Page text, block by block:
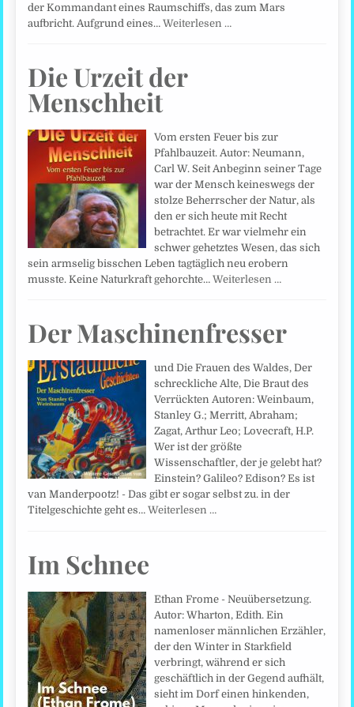
der Kommandant eines Raumschiffs, das zum Mars
aufbricht. Aufgrund eines…Weiterlesen …
Die Urzeit der
Menschheit
Vom ersten Feuer bis zur
Pfahlbauzeit. Autor: Neumann,
Carl W. Seit Anbeginn seiner Tage
war der Mensch keineswegs der
stolze Beherrscher der Natur, als
den er sich heute mit Recht
betrachtet. Er war vielmehr ein
schwer gehetztes Wesen, das sich
sein armselig bisschen Leben tagtäglich neu erobern
musste. Keine Naturkraft gehorchte…Weiterlesen …
Der Maschinenfresser
und Die Frauen des Waldes, Der
schreckliche Alte, Die Braut des
Verrückten Autoren: Weinbaum,
Stanley G.; Merritt, Abraham;
Zagat, Arthur Leo; Lovecraft, H.P.
Wer ist der größte
Wissenschaftler, der je gelebt hat?
Einstein? Galileo? Edison? Es ist
van Manderpootz! - Das gibt er sogar selbst zu. in der
Titelgeschichte geht es…Weiterlesen …
Im Schnee
Ethan Frome - Neuübersetzung.
Autor: Wharton, Edith. Ein
namenloser männlichen Erzähler,
der den Winter in Starkfield
verbringt, während er sich
geschäftlich in der Gegend aufhält,
sieht im Dorf einen hinkenden,